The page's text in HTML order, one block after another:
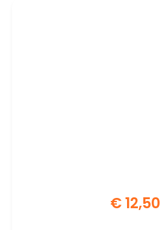
€12,50